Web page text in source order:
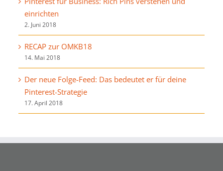
einrichten
2. Juni 2018
RECAP zur OMKB18
14. Mai 2018
Der neue Folge-Feed: Das bedeutet er für deine
Pinterest-Strategie
17. April 2018